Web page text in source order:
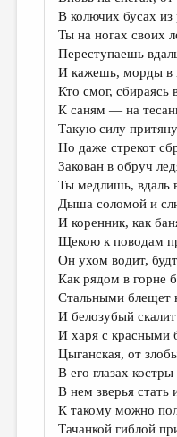
В колючих бусах из
Ты на ногах своих
Переступаешь
И кажешь, морды в
Кто смог, сбираясь
К саням — на
Такую силу
Но даже стрекот
Закован в обруч
Ты медлишь, вдаль
Дыша соломой и
И коренник, как
Щекою к поводам
Он ухом водит,
Как рядом в горне
Стальными блещет
И белозубый
И харя с красными
Цыганская, от
В его глазах
В нем зверья стать
К такому можно
Тачанкой гиблой